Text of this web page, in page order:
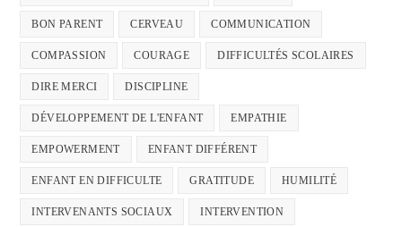
BON PARENT CERVEAU COMMUNICATION
COMPASSION COURAGE DIFFICULTÉS SCOLAIRES
DIRE MERCI DISCIPLINE
DÉVELOPPEMENT DE L'ENFANT EMPATHIE
EMPOWERMENT ENFANT DIFFÉRENT
ENFANT EN DIFFICULTE GRATITUDE HUMILITÉ
INTERVENANTS SOCIAUX INTERVENTION